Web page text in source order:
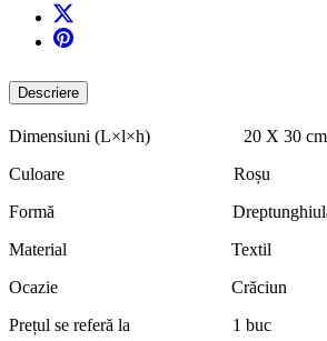
Descriere
Dimensiuni (L×l×h) 20 X 30 cm
Culoare Roșu
Formă
Material Textil
Ocazie Crăciun
Prețul se referă la 1 buc